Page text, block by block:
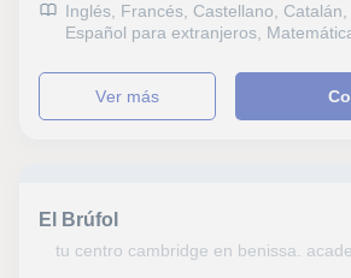
Inglés, Francés, Castellano,
Español para extranjeros,
Filosofía, Latín y Griego, Lengua
Dibujo técnico, Selectividad, Otros
Certificate in English, CAE
Formativos, Preparación
aplicadas, Técnicas de estudio,
déficit de atención, Economía,
ver más
El Brúfol
tu centro cambridge en benissa.